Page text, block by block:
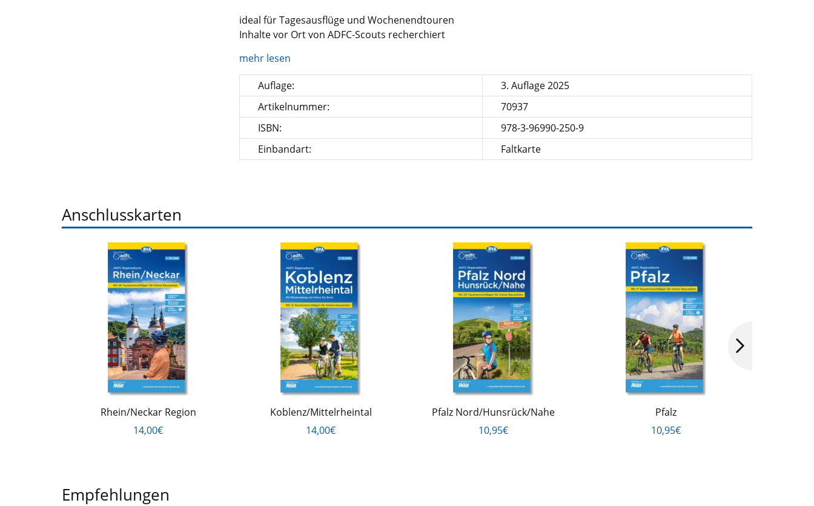
ideal für Tagesausflüge und Wochenendtouren
Inhalte vor Ort von ADFC-Scouts recherchiert
mehr lesen
Auflage:
3. Auflage 2025
Artikelnummer:
70937
ISBN:
978-3-96990-250-9
Einbandart:
Faltkarte
Anschlusskarten
Rhein/Neckar Region
14,00€
Koblenz/Mittelrheintal
14,00€
Pfalz Nord/Hunsrück/Nahe
10,95€
Pfalz
10,95€
Empfehlungen